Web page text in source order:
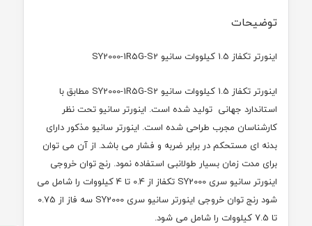
توضیحات
اینورتر تکفاز 1.5 کیلووات سانیو SY2000-1R5G-S2
اینورتر تکفاز 1.5 کیلووات سانیو SY2000-1R5G-S2 مطابق با
استاندارد جهانی تولید شده است. اینورتر سانیو تحت نظر
کارشناسان مجرب طراحی شده است. اینورتر سانیو مذکور دارای
بدنه ای مستحکم در برابر ضربه و فشار می باشد. از آن می توان
برای مدت زمان بسیار طولانبی استفاده نمود. رنج توان خروجی
اینورتر سانیو سری SY2000
تکفاز از 0.4 تا 4 کیلووات را شامل می
شود رنج توان خروجی اینورتر سانیو سری SY2000
سه فاز از 0.75
تا 7.5 کیلووات را شامل می شود.